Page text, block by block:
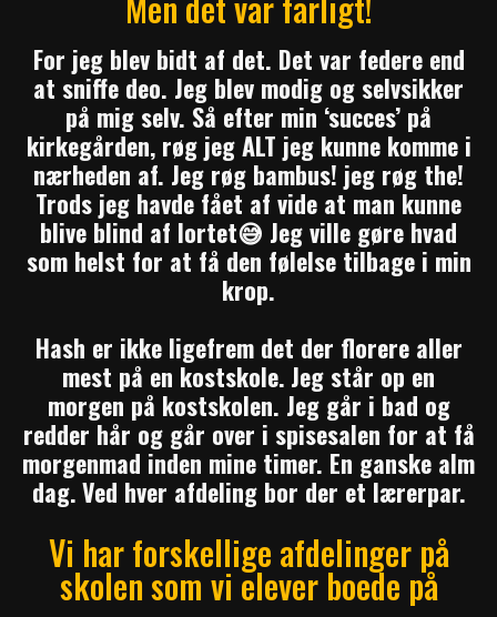
For jeg blev bidt af det. Det var federe end
at sniffe deo. Jeg blev modig og selvsikker
på mig selv. Så efter min ‘succes’ på
kirkegården, røg jeg ALT jeg kunne komme i
nærheden af. Jeg røg bambus! jeg røg the!
Trods jeg havde fået af vide at man kunne
blive blind af lortet😅 Jeg ville gøre hvad
som helst for at få den følelse tilbage i min
krop.
Hash er ikke ligefrem det der florere aller
mest på en kostskole. Jeg står op en
morgen på kostskolen. Jeg går i bad og
redder hår og går over i spisesalen for at få
morgenmad inden mine timer. En ganske alm
dag.Ved hver afdeling bor der et lærerpar.
Vi har forskellige afdelinger på
skolen som vi elever boede på